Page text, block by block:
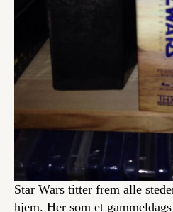
Star Wars titter frem alle
hjem. Her som et